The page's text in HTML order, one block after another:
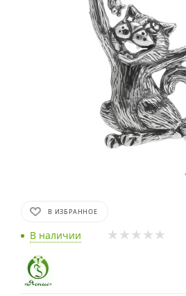
В ИЗБРАННОЕ
В наличии